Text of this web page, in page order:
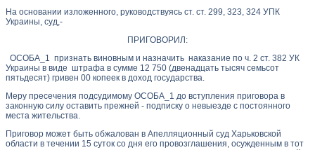
На основании изложенного, руководствуясь ст. ст. 299, 323, 324 УПК
Украины, суд,-
ПРИГОВОРИЛ:
ОСОБА_1 признать виновным и назначить наказание по ч. 2 ст. 382 УК
Украины в виде штрафа в сумме 12 750 (двенадцать тысяч семьсот
пятьдесят) гривен 00 копеек в доход государства.
Меру пресечения подсудимому ОСОБА_1 до вступления приговора в
законную силу оставить прежней - подписку о невыезде с постоянного
места жительства.
Приговор может быть обжалован в Апелляционный суд Харьковской
области в течении 15 суток со дня его провозглашения, осужденным в тот